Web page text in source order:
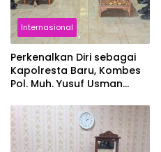
Internasional
Perkenalkan Diri sebagai
Kapolresta Baru, Kombes
Pol. Muh. Yusuf Usman
dengan DPC Demokrat
Gowa